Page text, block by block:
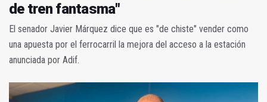
de tren fantasma"
El senador Javier Márquez dice que es "de chiste" vender como
una apuesta por el ferrocarril la mejora del acceso a la estación
anunciada por Adif.